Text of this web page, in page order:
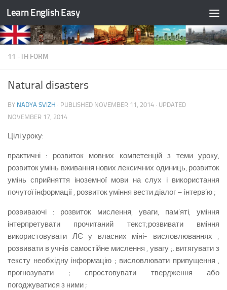
Skip to content
Learn English Easy
11 -TH FORM
Natural disasters
BY NADYA SVIZH · PUBLISHED NOVEMBER 11, 2014 · UPDATED
NOVEMBER 17, 2014
Цілі уроку:
практичні : розвиток мовних компетенцій з теми уроку,
розвиток умінь вживання нових лексичних одиниць, розвиток
умінь сприйняття іноземної мови на слух і використання
почутої інформації , розвиток уміння вести діалог – інтерв’ю ;
розвиваючі : розвиток мислення, уваги, пам’яті, уміння
інтерпретувати прочитаний текст;розвивати вміння
використовувати ЛЄ у власних міні- висловлюваннях ;
розвивати в учнів самостійне мислення , увагу ;. витягувати з
тексту необхідну інформацію ; висловлювати припущення ,
прогнозувати ; спростовувати твердження або
погоджуватися з ними ;